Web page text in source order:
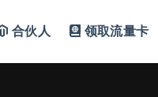
合伙人 领取流量卡